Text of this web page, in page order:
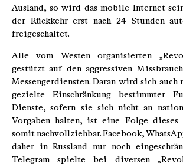
Ausland, so wird das mobile Internet
der Rückkehr erst nach 24 Stunden
freigeschaltet.
Alle vom Westen organisierten
gestützt auf den aggressiven
Messengerdiensten. Daran wird sich auch
gezielte Einschränkung bestimmter
Dienste, sofern sie sich nicht an
Vorgaben halten, ist eine Folge dieses
somit nachvollziehbar. Facebook,
daher in Russland nur noch
Telegram spielte bei diversen